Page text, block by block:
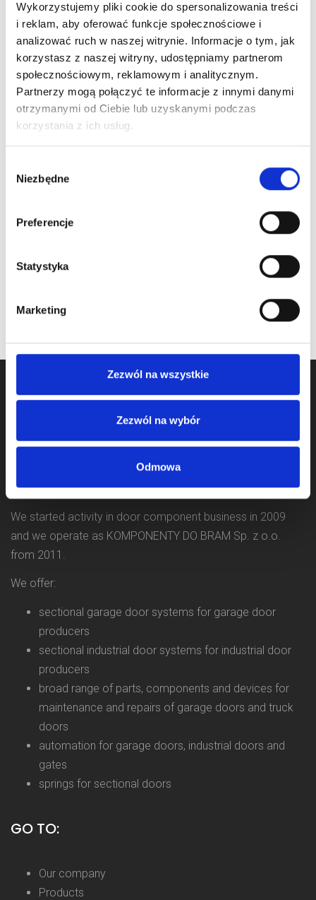
Wykorzystujemy pliki cookie do spersonalizowania treści
i reklam, aby oferować funkcje społecznościowe i
analizować ruch w naszej witrynie. Informacje o tym, jak
korzystasz z naszej witryny, udostępniamy partnerom
społecznościowym, reklamowym i analitycznym.
Partnerzy mogą połączyć te informacje z innymi danymi
otrzymanymi od Ciebie lub uzyskanymi podczas
korzystania z ich usług.
zgody
Niezbędne
Preferencje
Statystyka
Marketing
Zezwól na wszystkie
Zezwól na wybór
Odmowa
60mm door panel
Price inc. VAT
na stanie
Bottom sealing (
round connection
Price inc. VAT
oczekiwanie na dostawę
We started activity in door component business in 2009
and we operate as KOMPONENTY DO BRAM Sp. z o.o.
from 2011.
We offer:
sectional garage door systems for garage door
producers
sectional industrial door systems for industrial door
producers
broad range of parts, components and devices for
maintenance and repairs of garage doors and truck
doors
automation for garage doors, industrial doors and
gates
springs for sectional doors
GO TO:
Our company
Products